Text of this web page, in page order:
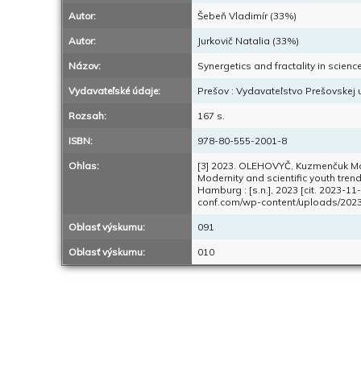
Autor: Šebeň Vladimír (33%)
Autor: Jurkovič Natalia (33%)
Názov: Synergetics and fractality in
Vydavateľské údaje: Prešov : Vydavateľstvo Prešovskej
Rozsah: 167 s.
ISBN: 978-80-555-2001-8
Ohlas:
[3] 2023. OLEHOVYČ, Kuzmenčuk
Modernity and scientific youth
Hamburg : [s.n.], 2023 [cit. 2023-
conf.com/wp-content/uploads/
Oblasť výskumu: 091
Oblasť výskumu: 010